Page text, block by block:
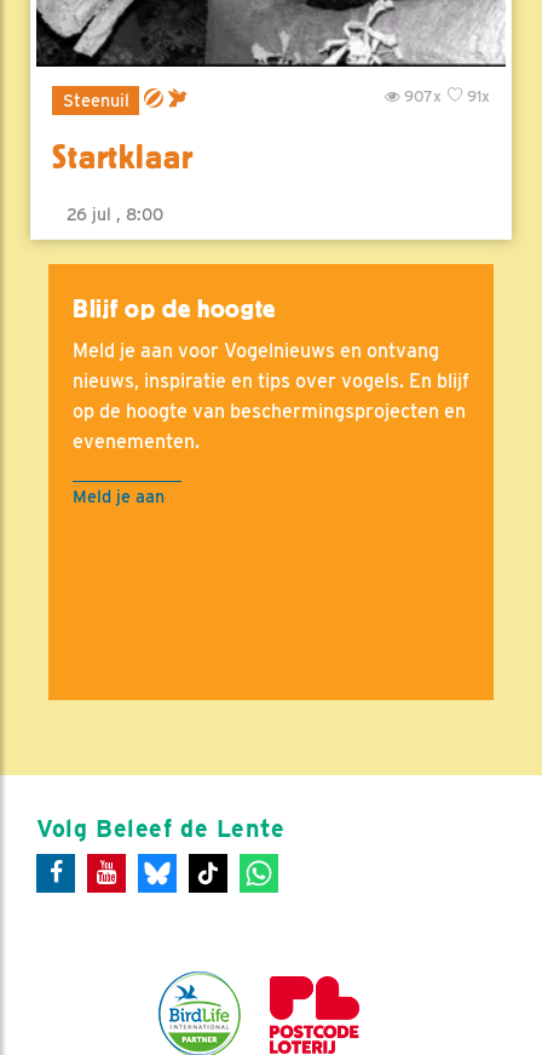
Steenuil 91x
907x
Startklaar
26 jul , 8:00
Blijf op de hoogte
Meld je aan voor Vogelnieuws en ontvang
nieuws, inspiratie en tips over vogels. En blijf
op de hoogte van beschermingsprojecten en
evenementen.
Meld je aan
Volg Beleef de Lente